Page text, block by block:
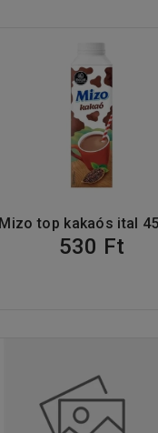
Mizo top kakaós ital
530 Ft